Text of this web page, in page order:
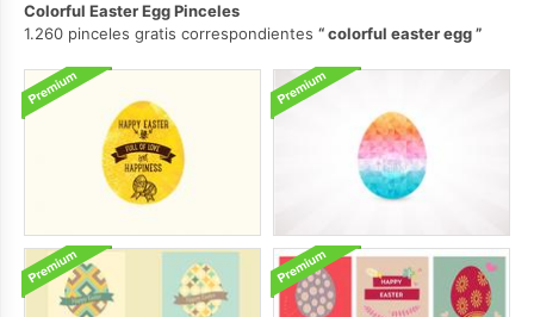
Colorful Easter Egg Pinceles
1.260 pinceles gratis correspondientes
colorful easter egg